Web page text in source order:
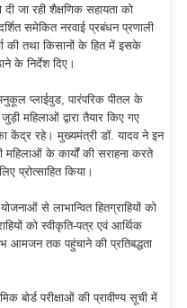
जा रही शैक्षणिक सहायता को
समेकित नरवाई प्रबंधन प्रणाली
की तथा किसानों के हित में इसके
के निर्देश दिए।
प्लाईवुड, पारंपरिक पीतल के
महिलाओं द्वारा तैयार किए गए
केंद्र रहे। मुख्यमंत्री डॉ. यादव ने इन
के कार्यों की सराहना करते
प्रोत्साहित किया।
से लाभान्वित हितग्राहियों को
को स्वीकृति-पत्र एवं आर्थिक
आमजन तक पहुंचाने की प्रतिबद्धता
बोर्ड परीक्षाओं की प्रावीण्य सूची में